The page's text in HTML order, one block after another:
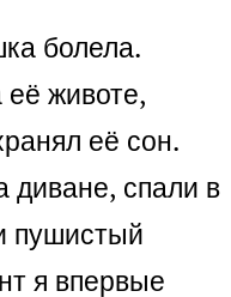
болела.
её животе,
её сон.
диване, спали в
пушистый
я впервые